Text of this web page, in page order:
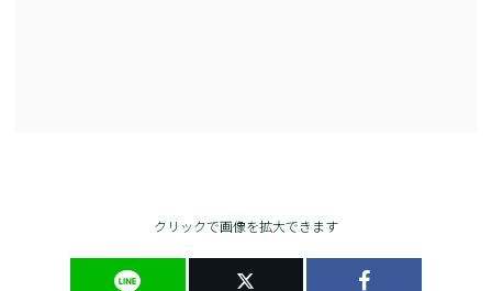
クリックで画像を拡大できます